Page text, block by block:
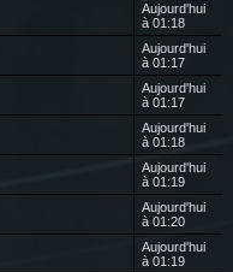
Aujourd'hui
à 01:18
Aujourd'hui
à 01:17
Aujourd'hui
à 01:17
Aujourd'hui
à 01:18
Aujourd'hui
à 01:19
Aujourd'hui
à 01:20
Aujourd'hui
à 01:19